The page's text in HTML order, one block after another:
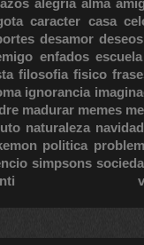
alegria alma
caracter casa
desamor deseos
enfados escuela
filosofia fisico
ignorancia
madurar memes
naturaleza navidad
politica
simpsons